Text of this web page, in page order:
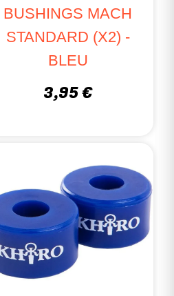
BUSHINGS MACH
STANDARD (X2) -
BLEU
3,95 €